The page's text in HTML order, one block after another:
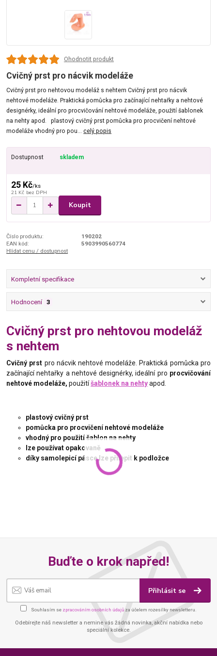
Ohodnotit produkt
Cvičný prst pro nácvik modeláže
Cvičný prst pro nehtovou modeláž s nehtem Cvičný prst pro nácvik
nehtové modeláže. Praktická pomůcka pro začínající nehtařky a nehtové
designérky, ideální pro procvičování nehtové modeláže, použití šablonek
na nehty apod. plastový cvičný prst pomůcka pro procvičení nehtové
modeláže vhodný pro pou...celý popis
Dostupnost skladem
25 Kč/ks
21 Kč bez DPH
Koupit
Číslo produktu:
190202
EAN kód:
5903990560774
Hlídat cenu / dostupnost
Kompletní specifikace
Hodnocení 3
Cvičný prst pro nehtovou modeláž
s nehtem
Cvičný prst pro nácvik nehtové modeláže. Praktická pomůcka pro
začínající nehtařky a nehtové designérky, ideální pro procvičování
nehtové modeláže,použitíšablonek na nehtyapod.
plastový cvičný prst
pomůcka pro procvičení nehtové modeláže
vhodný pro použití šablon na nehty
lze používat opakovaně
díky samolepicí pásce lze přilepit k podložce
Buďte o krok napřed!
Přihlásit se
Souhlasím se zpracováním osobních údajů za účelem rozesílky newsletteru.
Odebírejte náš newsletter a nemine vás žádná novinka, akční nabídka nebo
speciální kolekce.